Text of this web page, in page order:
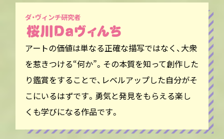
ダ・ヴィンチ研究者
アートの価値は単なる正確な描写ではなく、大衆
を惹きつける“何か”。その本質を知って創作した
り鑑賞をすることで、レベルアップした自分がそ
こにいるはずです。勇気と発見をもらえる楽し
くも学びになる作品です。